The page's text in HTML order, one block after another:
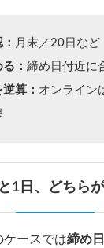
月末／20日など
： 締め日付近に
算： オンライン
1日、どちら
ケースでは締め